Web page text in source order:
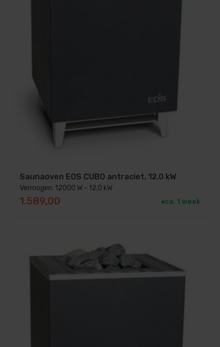
Saunaoven EOS CUBO antraciet, 12.0 kW
Vermogen: 12000 W - 12,0 kW
1.589,00 ca. 1 week